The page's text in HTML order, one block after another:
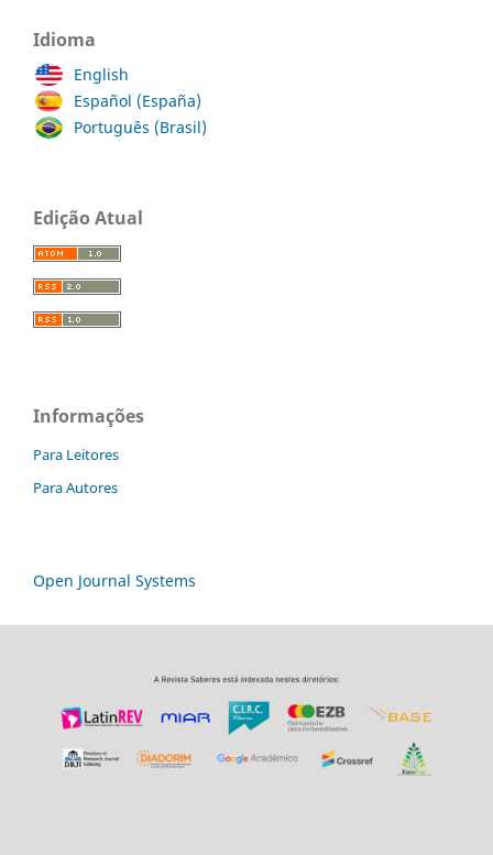
Idioma
English
Español (España)
Português (Brasil)
Edição Atual
Informações
Para Leitores
Para Autores
Open Journal Systems